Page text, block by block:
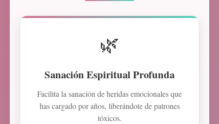
🌿
Sanación Espiritual Profunda
Facilita la sanación de heridas emocionales que
has cargado por años, liberándote de patrones
tóxicos.